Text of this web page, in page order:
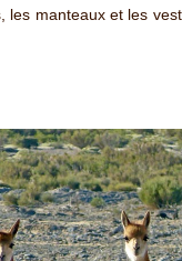
manteaux et les